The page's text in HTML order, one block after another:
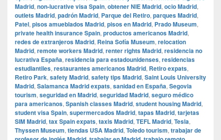
Madrid, non-lucrative visa Spain, obtener NIE Madrid, ocio Madrid,
outlets Madrid, padrón Madrid, Parque del Retiro, parques Madrid,
Patel, pisos amueblados Madrid, pisos en Madrid, Prado Museum,
private health insurance Spain, productos americanos Madrid,
redes de extranjeros Madrid, Reina Sofía Museum, relocation
Madrid, remote workers Madrid, renter rights Madrid, residencia no
lucrativa España, residencia para estadounidenses, residencias
estudiantiles, restaurantes americanos Madrid, Retiro expats,
Retiro Park, safety Madrid, safety tips Madrid, Saint Louis University
Madrid, Salamanca Madrid expats, sanidad en España, Segovia
tourism, seguridad en Madrid, seguridad Madrid, seguro médico
para americanos, Spanish classes Madrid, student housing Madrid,
student visa Spain, supermercados Madrid, tapas Madrid, tarjetas
SIM Madrid, tax Spain expats, taxis Madrid, TEFL Madrid, Tesla,
Thyssen Museum, tiendas USA Madrid, Toledo tourism, trabajar de